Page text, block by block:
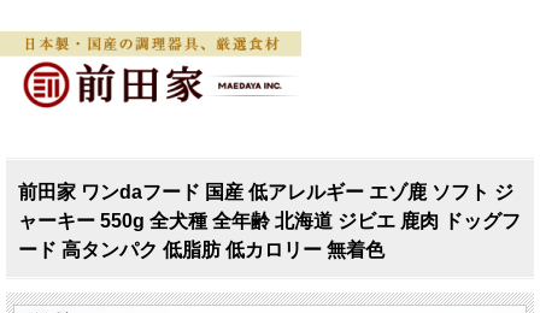
前田家 ワンdaフード 国産 低アレルギー エゾ鹿 ソフト ジ
ャーキー 550g 全犬種 全年齢 北海道 ジビエ 鹿肉 ドッグフ
ード 高タンパク 低脂肪 低カロリー 無着色